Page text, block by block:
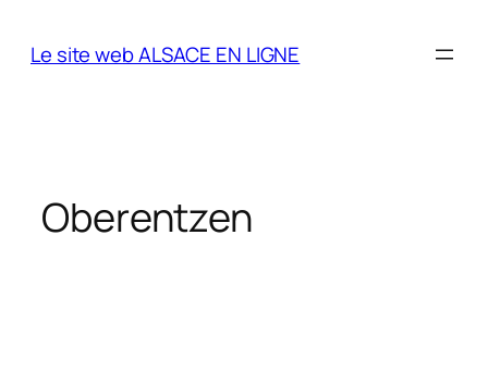
Le site web ALSACE EN LIGNE
Oberentzen